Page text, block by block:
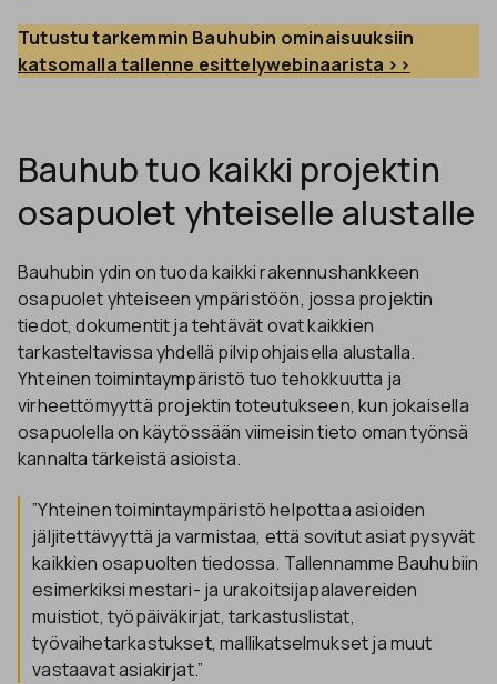
Tutustu tarkemmin Bauhubin ominaisuuksiin
katsomalla tallenne esittelywebinaarista >>
Bauhub tuo kaikki projektin
osapuolet yhteiselle alustalle
Bauhubin ydin on tuoda kaikki rakennushankkeen
osapuolet yhteiseen ympäristöön, jossa projektin
tiedot, dokumentit ja tehtävät ovat kaikkien
tarkasteltavissa yhdellä pilvipohjaisella alustalla.
Yhteinen toimintaympäristö tuo tehokkuutta ja
virheettömyyttä projektin toteutukseen, kun jokaisella
osapuolella on käytössään viimeisin tieto oman työnsä
kannalta tärkeistä asioista.
”Yhteinen toimintaympäristö helpottaa asioiden
jäljitettävyyttä ja varmistaa, että sovitut asiat pysyvät
kaikkien osapuolten tiedossa. Tallennamme Bauhubiin
esimerkiksi mestari- ja urakoitsijapalavereiden
muistiot, työpäiväkirjat, tarkastuslistat,
työvaihetarkastukset, mallikatselmukset ja muut
vastaavat asiakirjat.”